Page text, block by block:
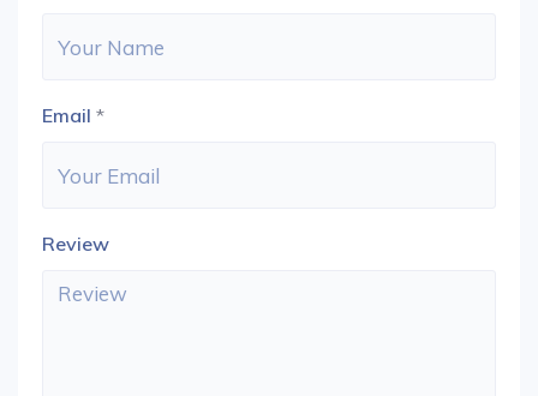
Email *
Review